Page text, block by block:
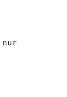
nur